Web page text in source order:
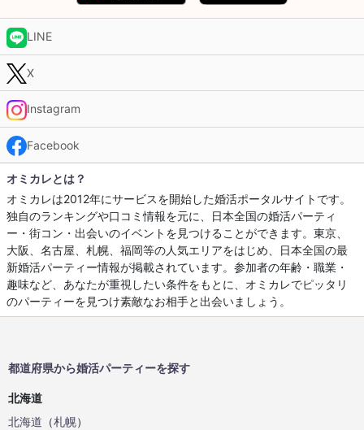
LINE
X
Instagram
Facebook
オミカレとは？
オミカレは2012年にサービスを開始した婚活ポータルサイトです。
独自のランキングや口コミ情報を元に、日本全国の婚活パーティ
ー・街コン・出会いのイベントを見つけることができます。東京、
大阪、名古屋、札幌、福岡等の人気エリアをはじめ、日本全国の最
新婚活パーティー情報が掲載されています。参加者の年齢・職業・
趣味など、あなたが重視したい条件をもとに、オミカレでピッタリ
のパーティーを見つけ素敵なお相手と出会いましょう。
都道府県から婚活パーティーを探す
北海道
北海道 （札幌）